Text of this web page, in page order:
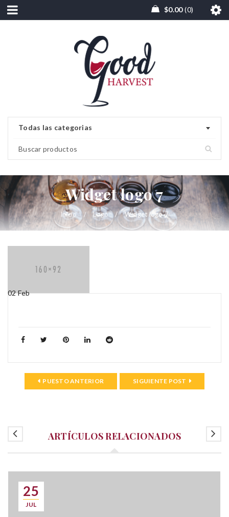
$0.00 0
Todas las categorias
Widget logo 7
Inicio / Logo / Widget logo 7
02Feb
PUESTO ANTERIOR SIGUIENTE POST
ARTÍCULOS RELACIONADOS
25
JUL